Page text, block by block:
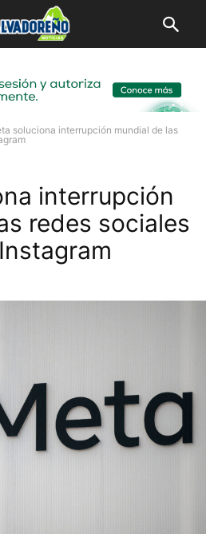
soluciona interrupción mundial de las
interrupción
redes sociales